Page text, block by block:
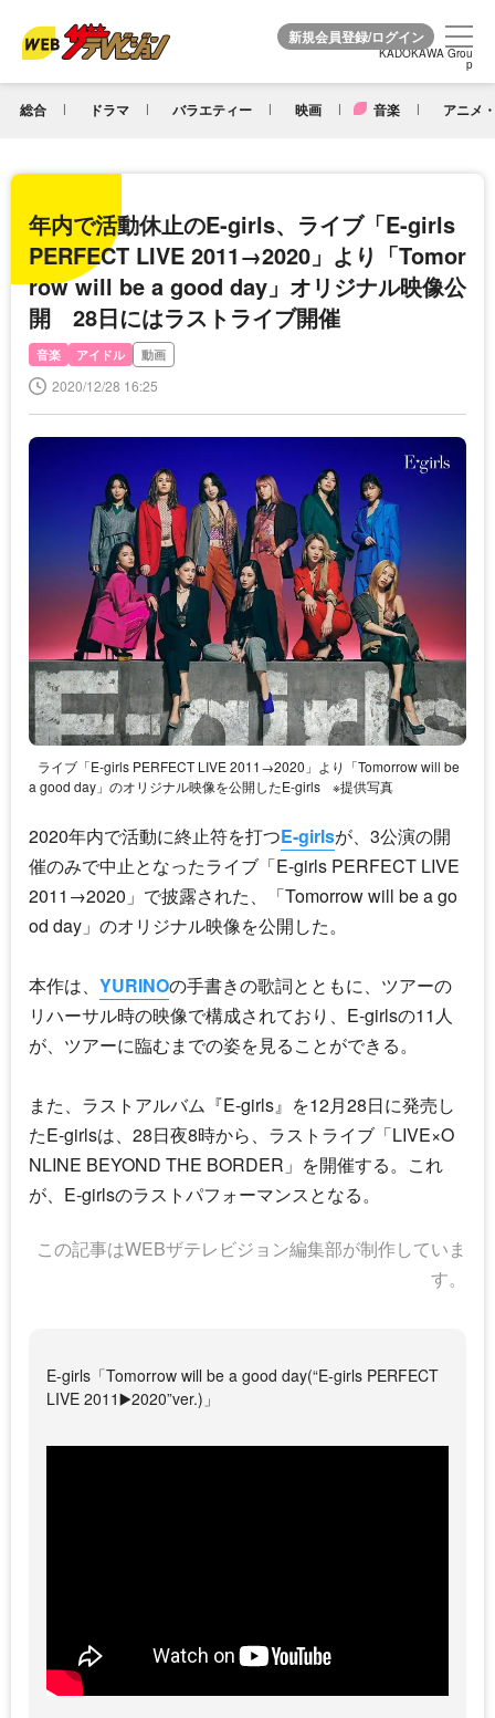
KADOKAWA Grou
p
総合 ドラマ バラエティー 映画 音楽 アニメ
KADOKAWA Grou
p
年内で活動休止のE-girls、ライブ「E-girls
PERFECT LIVE 2011→2020」より「Tomor
row will be a good day」オリジナル映像公
開 28日にはラストライブ開催
音楽 アイドル 動画
2020/12/28 16:25
ライブ「E-girls PERFECT LIVE 2011→2020」より「Tomorrow will be
a good day」のオリジナル映像を公開したE-girls
※提供写真
2020年内で活動に終止符を打つE-girlsが、3公演の開
催のみで中止となったライブ「E-girls PERFECT LIVE
2011→2020」で披露された、「Tomorrow will be a go
od day」のオリジナル映像を公開した。
本作は、 YURINOの手書きの歌詞とともに、ツアーの
リハーサル時の映像で構成されており、 E-girlsの11人
が、ツアーに臨むまでの姿を見ることができる。
また、ラストアルバム『E-girls』を12月28日に発売し
たE-girlsは、28日夜8時から、ラストライブ「LIVE×O
NLINE BEYOND THE BORDER」を開催する。これ
が、 E-girlsのラストパフォーマンスとなる。
この記事はWEBザテレビジョン編集部が制作していま
す。
E-girls「Tomorrow will be a good day(“E-girls PERFECT
LIVE 2011▶️2020”ver.)」